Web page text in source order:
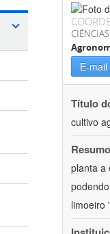
E-mail
Título
cultivo
planta a
limoeiro